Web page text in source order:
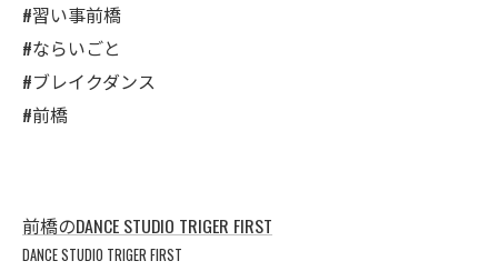
#習い事前橋
#ならいごと
#ブレイクダンス
#前橋
前橋のDANCE STUDIO TRIGER FIRST
DANCE STUDIO TRIGER FIRST
公式ラジオ番組「ダンスのとなり」スタート！ スタ
ジオのこと、先生たちのことなどゆるく配信中
公式ラジオ番組「ダンスのとなり」スタート！ スタ
ジオのこと、先生たちのことなどゆるく配信中